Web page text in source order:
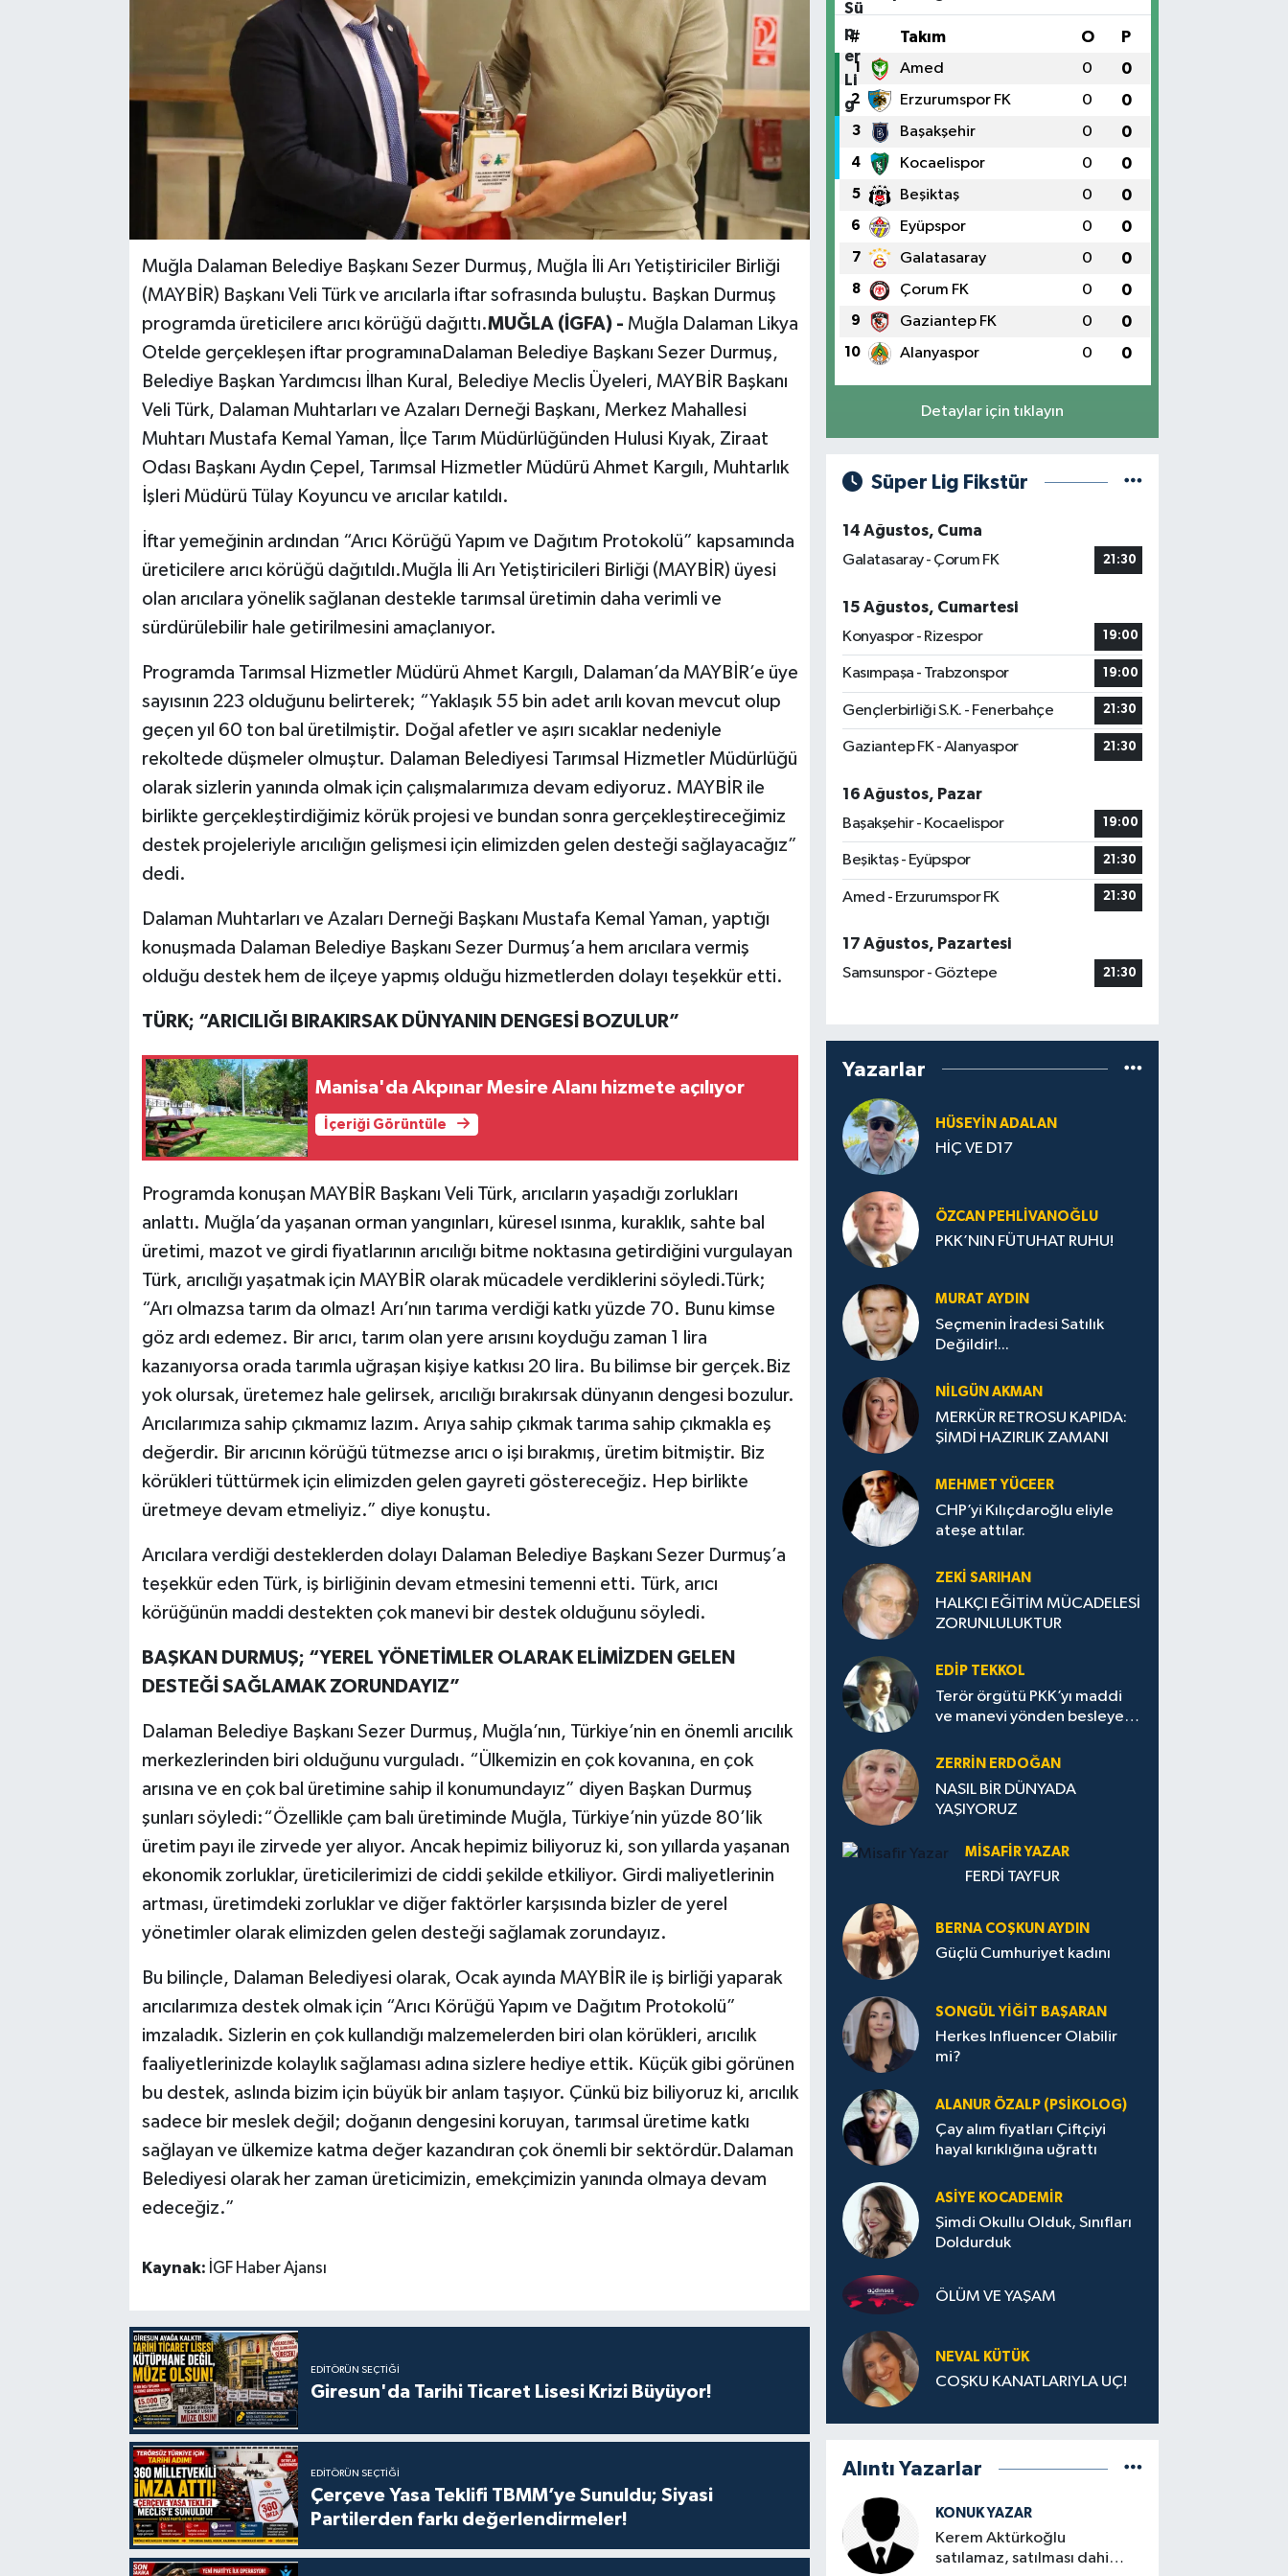
Muğla Dalaman Belediye Başkanı Sezer Durmuş, Muğla İli Arı Yetiştiriciler Birliği
(MAYBİR) Başkanı Veli Türk ve arıcılarla iftar sofrasında buluştu. Başkan Durmuş
programda üreticilere arıcı körüğü dağıttı.MUĞLA (İGFA) - Muğla Dalaman Likya
Otelde gerçekleşen iftar programınaDalaman Belediye Başkanı Sezer Durmuş,
Belediye Başkan Yardımcısı İlhan Kural, Belediye Meclis Üyeleri, MAYBİR Başkanı
Veli Türk, Dalaman Muhtarları ve Azaları Derneği Başkanı, Merkez Mahallesi
Muhtarı Mustafa Kemal Yaman, İlçe Tarım Müdürlüğünden Hulusi Kıyak, Ziraat
Odası Başkanı Aydın Çepel, Tarımsal Hizmetler Müdürü Ahmet Kargılı, Muhtarlık
İşleri Müdürü Tülay Koyuncu ve arıcılar katıldı.
İftar yemeğinin ardından “Arıcı Körüğü Yapım ve Dağıtım Protokolü” kapsamında
üreticilere arıcı körüğü dağıtıldı.Muğla İli Arı Yetiştiricileri Birliği (MAYBİR) üyesi
olan arıcılara yönelik sağlanan destekle tarımsal üretimin daha verimli ve
sürdürülebilir hale getirilmesini amaçlanıyor.
Programda Tarımsal Hizmetler Müdürü Ahmet Kargılı, Dalaman’da MAYBİR’e üye
sayısının 223 olduğunu belirterek; “Yaklaşık 55 bin adet arılı kovan mevcut olup
geçen yıl 60 ton bal üretilmiştir. Doğal afetler ve aşırı sıcaklar nedeniyle
rekoltede düşmeler olmuştur. Dalaman Belediyesi Tarımsal Hizmetler Müdürlüğü
olarak sizlerin yanında olmak için çalışmalarımıza devam ediyoruz. MAYBİR ile
birlikte gerçekleştirdiğimiz körük projesi ve bundan sonra gerçekleştireceğimiz
destek projeleriyle arıcılığın gelişmesi için elimizden gelen desteği sağlayacağız”
dedi.
Dalaman Muhtarları ve Azaları Derneği Başkanı Mustafa Kemal Yaman, yaptığı
konuşmada Dalaman Belediye Başkanı Sezer Durmuş’a hem arıcılara vermiş
olduğu destek hem de ilçeye yapmış olduğu hizmetlerden dolayı teşekkür etti.
TÜRK; “ARICILIĞI BIRAKIRSAK DÜNYANIN DENGESİ BOZULUR”
Manisa'da Akpınar Mesire Alanı hizmete açılıyor
İçeriği Görüntüle
Programda konuşan MAYBİR Başkanı Veli Türk, arıcıların yaşadığı zorlukları
anlattı. Muğla’da yaşanan orman yangınları, küresel ısınma, kuraklık, sahte bal
üretimi, mazot ve girdi fiyatlarının arıcılığı bitme noktasına getirdiğini vurgulayan
Türk, arıcılığı yaşatmak için MAYBİR olarak mücadele verdiklerini söyledi.Türk;
“Arı olmazsa tarım da olmaz! Arı’nın tarıma verdiği katkı yüzde 70. Bunu kimse
göz ardı edemez. Bir arıcı, tarım olan yere arısını koyduğu zaman 1 lira
kazanıyorsa orada tarımla uğraşan kişiye katkısı 20 lira. Bu bilimse bir gerçek.Biz
yok olursak, üretemez hale gelirsek, arıcılığı bırakırsak dünyanın dengesi bozulur.
Arıcılarımıza sahip çıkmamız lazım. Arıya sahip çıkmak tarıma sahip çıkmakla eş
değerdir. Bir arıcının körüğü tütmezse arıcı o işi bırakmış, üretim bitmiştir. Biz
körükleri tüttürmek için elimizden gelen gayreti göstereceğiz. Hep birlikte
üretmeye devam etmeliyiz.” diye konuştu.
Arıcılara verdiği desteklerden dolayı Dalaman Belediye Başkanı Sezer Durmuş’a
teşekkür eden Türk, iş birliğinin devam etmesini temenni etti. Türk, arıcı
körüğünün maddi destekten çok manevi bir destek olduğunu söyledi.
BAŞKAN DURMUŞ; “YEREL YÖNETİMLER OLARAK ELİMİZDEN GELEN
DESTEĞİ SAĞLAMAK ZORUNDAYIZ”
Dalaman Belediye Başkanı Sezer Durmuş, Muğla’nın, Türkiye’nin en önemli arıcılık
merkezlerinden biri olduğunu vurguladı. “Ülkemizin en çok kovanına, en çok
arısına ve en çok bal üretimine sahip il konumundayız” diyen Başkan Durmuş
şunları söyledi:“Özellikle çam balı üretiminde Muğla, Türkiye’nin yüzde 80’lik
üretim payı ile zirvede yer alıyor. Ancak hepimiz biliyoruz ki, son yıllarda yaşanan
ekonomik zorluklar, üreticilerimizi de ciddi şekilde etkiliyor. Girdi maliyetlerinin
artması, üretimdeki zorluklar ve diğer faktörler karşısında bizler de yerel
yönetimler olarak elimizden gelen desteği sağlamak zorundayız.
Bu bilinçle, Dalaman Belediyesi olarak, Ocak ayında MAYBİR ile iş birliği yaparak
arıcılarımıza destek olmak için “Arıcı Körüğü Yapım ve Dağıtım Protokolü”
imzaladık. Sizlerin en çok kullandığı malzemelerden biri olan körükleri, arıcılık
faaliyetlerinizde kolaylık sağlaması adına sizlere hediye ettik. Küçük gibi görünen
bu destek, aslında bizim için büyük bir anlam taşıyor. Çünkü biz biliyoruz ki, arıcılık
sadece bir meslek değil; doğanın dengesini koruyan, tarımsal üretime katkı
sağlayan ve ülkemize katma değer kazandıran çok önemli bir sektördür.Dalaman
Belediyesi olarak her zaman üreticimizin, emekçimizin yanında olmaya devam
edeceğiz.”
Kaynak: İGF Haber Ajansı
EDITÖRÜN SEÇTIĞI
Giresun'da Tarihi Ticaret Lisesi Krizi Büyüyor!
EDITÖRÜN SEÇTIĞI
Çerçeve Yasa Teklifi TBMM’ye Sunuldu; Siyasi
Partilerden farkı değerlendirmeler!
# Takım O P
1 Amed 0 0
2 Erzurumspor FK 0 0
3 Başakşehir 0 0
4 Kocaelispor 0 0
5 Beşiktaş 0 0
6 Eyüpspor 0 0
7 Galatasaray 0 0
8 Çorum FK 0 0
9 Gaziantep FK 0 0
10 Alanyaspor 0 0
Detaylar için tıklayın
Süper Lig Fikstür
14 Ağustos, Cuma
Galatasaray - Çorum FK
21:30
15 Ağustos, Cumartesi
Konyaspor - Rizespor
19:00
Kasımpaşa - Trabzonspor 19:00
Gençlerbirliği S.K. - Fenerbahçe 21:30
Gaziantep FK - Alanyaspor 21:30
16 Ağustos, Pazar
Başakşehir - Kocaelispor
19:00
Beşiktaş - Eyüpspor 21:30
Amed - Erzurumspor FK 21:30
17 Ağustos, Pazartesi
Samsunspor - Göztepe
21:30
Yazarlar
HÜSEYIN ADALAN
HİÇ VE D17
ÖZCAN PEHLIVANOĞLU
PKK’NIN FÜTUHAT RUHU!
MURAT AYDIN
Seçmenin İradesi Satılık
Değildir!...
NILGÜN AKMAN
MERKÜR RETROSU KAPIDA:
ŞİMDİ HAZIRLIK ZAMANI
MEHMET YÜCEER
CHP’yi Kılıçdaroğlu eliyle
ateşe attılar.
ZEKI SARIHAN
HALKÇI EĞİTİM MÜCADELESİ
ZORUNLULUKTUR
EDIP TEKKOL
Terör örgütü PKK’yı maddi
ve manevi yönden besleyen
ZERRIN ERDOĞAN
NASIL BİR DÜNYADA
YAŞIYORUZ
MISAFIR YAZAR
FERDİ TAYFUR
BERNA COŞKUN AYDIN
Güçlü Cumhuriyet kadını
SONGÜL YIĞIT BAŞARAN
Herkes Influencer Olabilir
mi?
ALANUR ÖZALP (PSIKOLOG)
Çay alım fiyatları Çiftçiyi
hayal kırıklığına uğrattı
ASIYE KOCADEMİR
Şimdi Okullu Olduk, Sınıfları
Doldurduk
ÖLÜM VE YAŞAM
NEVAL KÜTÜK
COŞKU KANATLARIYLA UÇ!
Alıntı Yazarlar
KONUK YAZAR
Kerem Aktürkoğlu
satılamaz, satılması dahi